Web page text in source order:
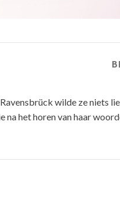
wilde ze niets
het horen van haar